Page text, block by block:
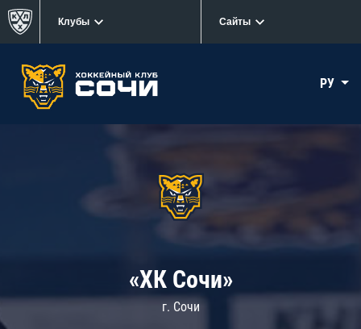
Клубы Сайты
РУ
«ХК Сочи»
г. Сочи